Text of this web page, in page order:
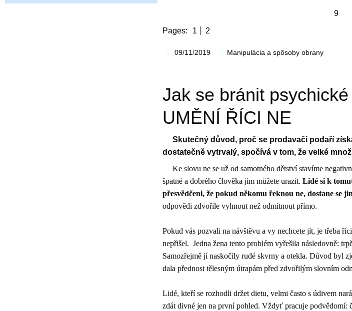
9
Pages: 1 2
09/11/2019 Manipulácia a spôsoby obrany
Jak se bránit
UMĚNÍ ŘÍCI NE
Skutečný důvod, proč se prodavači podaří
dostatečně vytrvalý, spočívá v tom, že velké
Ke slovu ne se už od samotného dětství stavíme
špatné a dobrého člověka jím můžete urazit. Lidé si k
přesvědčeni, že pokud někomu řeknou ne, dostane se
odpovědi zdvořile vyhnout než odmítnout přímo.
Pokud vás pozvali na návštěvu a vy nechcete jít, je třeba
nepřišel. Jedna žena tento problém vyřešila následovně:
Samozřejmě jí naskočily rudé skvrny a otekla. Důvod byl
dala přednost tělesným útrapám před zdvořilým slovním
Lidé, kteří se rozhodli držet dietu, velmi často s údivem
zdát divné jen na první pohled. Vždyť pracuje podvědomí: